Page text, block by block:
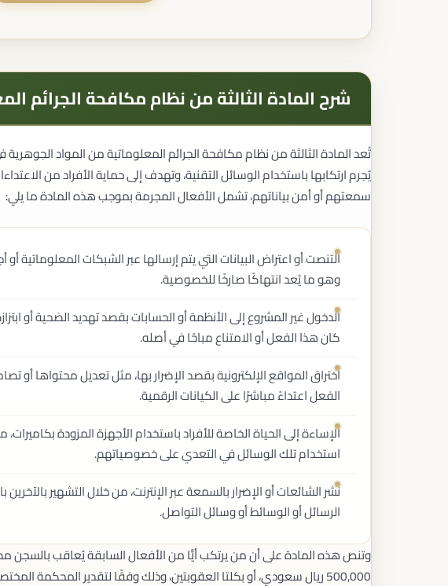
شرح المادة الثالثة من نظام مكافحة الجرائم
تُعد المادة الثالثة من نظام مكافحة الجرائم المعلوماتية من المواد
يُجرم ارتكابها باستخدام الوسائل التقنية، وتهدف إلى حماية الأفراد من
سمعتهم أو أمن بياناتهم، تشمل الأفعال المجرمة بموجب هذه المادة ما يلي:
التنصت أو اعتراض البيانات التي يتم إرسالها عبر الشبكات المعلوماتية
وهو ما يُعد انتهاكًا صارخًا للخصوصية.
الدخول غير المشروع إلى الأنظمة أو الحسابات بقصد تهديد الضحية أو
كان هذا الفعل أو الامتناع مباحًا في أصله.
اختراق المواقع الإلكترونية بقصد الإضرار بها، مثل تعديل محتواها أو
الفعل اعتداءً مباشرًا على الكيانات الرقمية.
الإساءة إلى الحياة الخاصة للأفراد باستخدام الأجهزة المزودة
استخدام تلك الوسائل في التعدي على خصوصياتهم.
نشر الشائعات أو الإضرار بالسمعة عبر الإنترنت، من خلال التشهير
الرسائل أو الوسائط أو وسائل التواصل.
وتنص هذه المادة على أن من يرتكب أيًّا من الأفعال السابقة يُعاقب بالسجن مدة
500,000 ريال سعودي، أو بكلتا العقوبتين، وذلك وفقًا لتقدير المحكمة المختصة، وحسب ملابسات كل واقعة.